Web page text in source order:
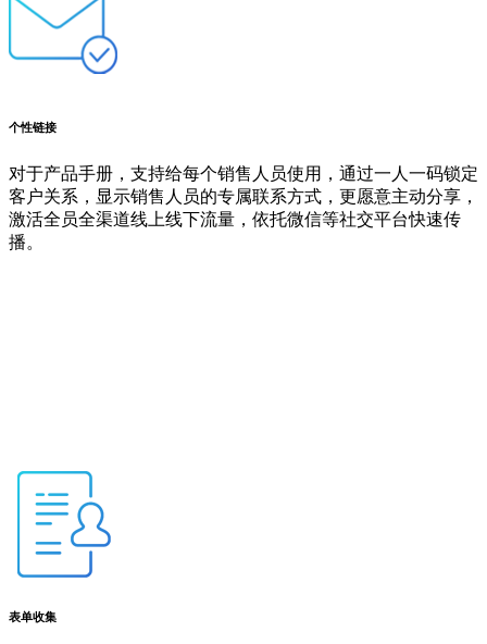
个性链接
对于产品手册，支持给每个销售人员使用，通过一人一码锁定
客户关系，显示销售人员的专属联系方式，更愿意主动分享，
激活全员全渠道线上线下流量，依托微信等社交平台快速传
播。
表单收集